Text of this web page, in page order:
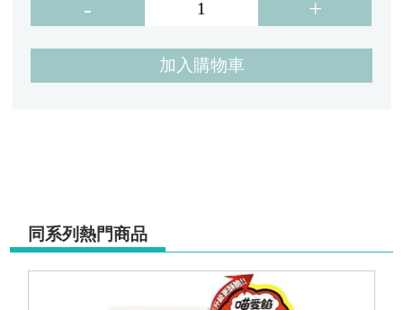
加入購物車
同系列熱門商品